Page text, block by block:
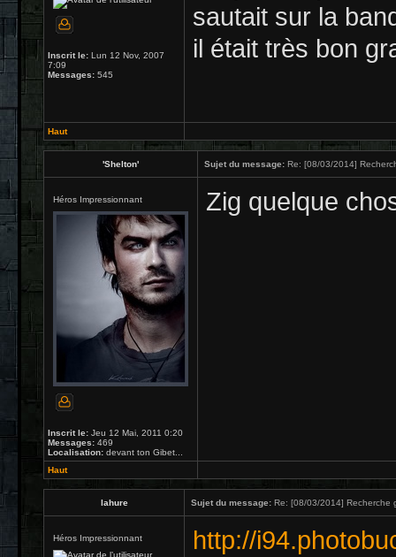
Inscrit le: Lun 12 Nov, 2007
7:09
Messages: 545
sautait sur la
il était très bon
Haut
'Shelton' Sujet du message: Re: [08/03/2014]
Héros Impressionnant
Inscrit le: Jeu 12 Mai, 2011 0:20
Messages: 469
Localisation: devant ton Gibet...
Zig quelque
Haut
lahure Sujet du message: Re: [08/03/2014] Recherche
Héros Impressionnant
http://